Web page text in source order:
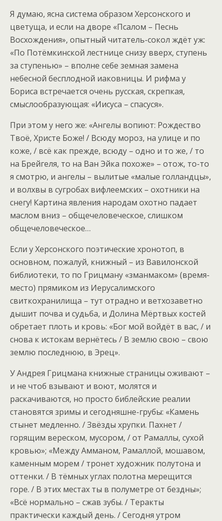
Я думаю, ясна система образом Херсонского и
цветуща, и если на дворе «Псалом – Песнь
Восхождения», опытный читатель-сокол ждёт уж:
«По Потёмкинской лестнице снизу вверх, ступень
за ступенью» – вполне себе земная замена
небесной бесплодной иаковницы. И рифма у
Бориса встречается очень русская, скрепкая,
смыслообразующая: «Иисуса – спасуся».
При этом у него же: «Ангелы вопиют: Рождество
Твоё, Христе Боже! / Всюду мороз, на улице и по
коже, / всё как прежде, всюду – одно и то же, / то
на Брейгеля, то на Ван Эйка похоже» – отож, то-то
я смотрю, и ангелы – вылитые «малые голландцы»,
и волхвы в сугробах вифлеемских – охотники на
снегу! Картина явления народам охотно падает
маслом вниз – общечеловеческое, слишком
общечеловеческое…
Если у Херсонского поэтические хронотоп, в
основном, пожалуй, книжный – из Вавилонской
библиотеки, то по Грицману «зманмаком» (время-
место) прямиком из Иерусалимского
свиткохранилища – тут отрадно и ветхозаветно
дышит почва и судьба, и Долина Мёртвых костей
обретает плоть и кровь: «Бог мой войдёт в вас, / и
снова к истокам вернётесь / В землю свою – свою
землю последнюю, в Эрец».
У Андрея Грицмана книжные страницы оживают –
и не чтоб взывают и воют, молятся и
раскачиваются, но просто библейские реалии
становятся зримы и сегодняшне-грубы: «Камень
стынет медленно. / Звёзды хрупки. Пахнет /
горящим вереском, мусором, / от Рамаллы, сухой
кровью»; «Между Амманом, Рамаллой, мошавом,
каменным морем / тронет художник полутона и
оттенки. / В тёмных углах полотна мерещится
горе. / В этих местах ты в полуметре от бездны»;
«Всё нормально – сжав зубы. / Теракты
практически каждый день. / Сегодня утром